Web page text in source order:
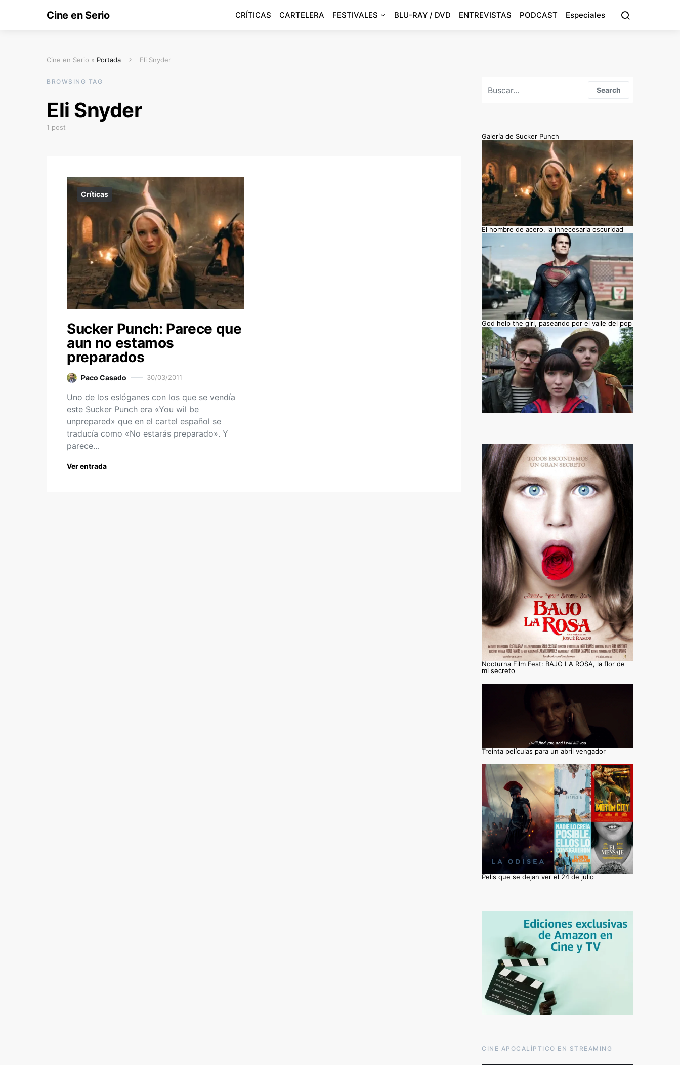
Cine en Serio CRÍTICAS CARTELERA FESTIVALES BLU-RAY / DVD ENTREVISTAS PODCAST Especiales
Cine en Serio » Portada Eli Snyder
BROWSING TAG
Eli Snyder
1 post
Críticas
Sucker Punch: Parece que
aun no estamos
preparados
Paco Casado 30/03/2011
Uno de los eslóganes con los que se vendía
este Sucker Punch era «You wil be
unprepared» que en el cartel español se
traducía como «No estarás preparado». Y
parece…
Ver entrada
Search
Galería de Sucker Punch
El hombre de acero, la innecesaria oscuridad
God help the girl, paseando por el valle del pop
Nocturna Film Fest: BAJO LA ROSA, la flor de
mi secreto
Treinta películas para un abril vengador
Pelis que se dejan ver el 24 de julio
CINE APOCALÍPTICO EN STREAMING